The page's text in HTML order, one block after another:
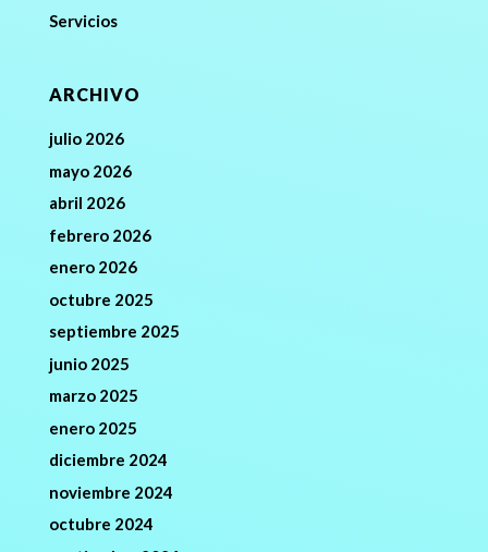
Servicios
ARCHIVO
julio 2026
mayo 2026
abril 2026
febrero 2026
enero 2026
octubre 2025
septiembre 2025
junio 2025
marzo 2025
enero 2025
diciembre 2024
noviembre 2024
octubre 2024